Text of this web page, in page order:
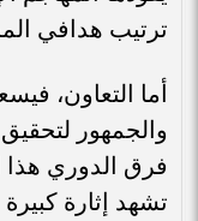
ترتيب هدافي
أما التعاون،
والجمهور
فرق الدوري
تشهد إثارة